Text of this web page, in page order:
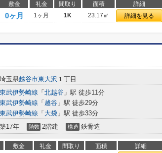
敷金 礼金 間取り 面積 詳細
0ヶ月 1ヶ月 1K 23.17㎡ 詳細を見る
埼玉県越谷市東大沢 １丁目
東武伊勢崎線 「 北越谷 」駅 徒歩11分
東武伊勢崎線 「 越谷 」駅 徒歩29分
東武伊勢崎線 「 大袋 」駅 徒歩33分
築17年 階数 2階建 構造 鉄骨造
敷金 礼金 間取り 面積 詳細